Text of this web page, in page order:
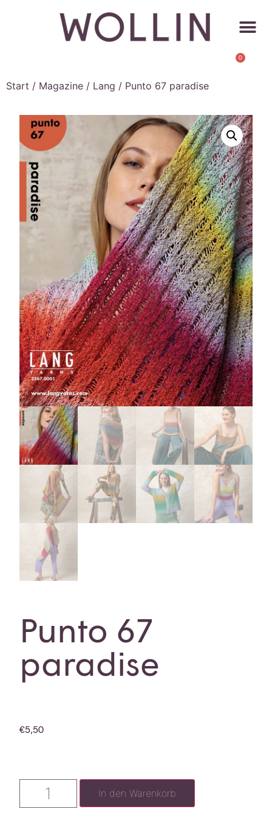
0
Start / Magazine / Lang / Punto 67 paradise
Punto 67
paradise
€5,50
In den Warenkorb